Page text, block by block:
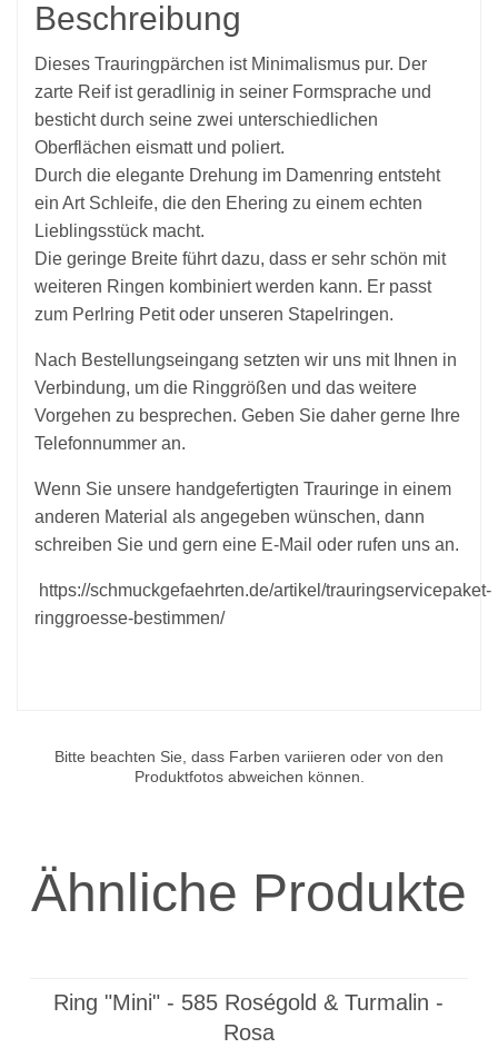
Beschreibung
Dieses Trauringpärchen ist Minimalismus pur. Der
zarte Reif ist geradlinig in seiner Formsprache und
besticht durch seine zwei unterschiedlichen
Oberflächen eismatt und poliert.
Durch die elegante Drehung im Damenring entsteht
ein Art Schleife, die den Ehering zu einem echten
Lieblingsstück macht.
Die geringe Breite führt dazu, dass er sehr schön mit
weiteren Ringen kombiniert werden kann. Er passt
zum Perlring Petit oder unseren Stapelringen.
Nach Bestellungseingang setzten wir uns mit Ihnen in
Verbindung, um die Ringgrößen und das weitere
Vorgehen zu besprechen. Geben Sie daher gerne Ihre
Telefonnummer an.
Wenn Sie unsere handgefertigten Trauringe in einem
anderen Material als angegeben wünschen, dann
schreiben Sie und gern eine E-Mail oder rufen uns an.
https://schmuckgefaehrten.de/artikel/trauringservicepaket-
ringgroesse-bestimmen/
Bitte beachten Sie, dass Farben variieren oder von den
Produktfotos abweichen können.
Ähnliche Produkte
Ring "Mini" - 585 Roségold & Turmalin -
Rosa